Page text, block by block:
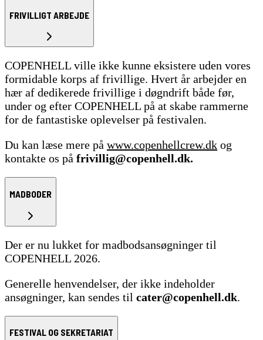
FRIVILLIGT ARBEJDE
COPENHELL ville ikke kunne eksistere uden vores
formidable korps af frivillige. Hvert år arbejder en
hær af dedikerede frivillige i døgndrift både før,
under og efter COPENHELL på at skabe rammerne
for de fantastiske oplevelser på festivalen.
Du kan læse mere på www.copenhellcrew.dk og
kontakte os på frivillig@copenhell.dk.
MADBODER
Der er nu lukket for madbodsansøgninger til
COPENHELL 2026.
Generelle henvendelser, der ikke indeholder
ansøgninger, kan sendes til cater@copenhell.dk.
FESTIVAL OG SEKRETARIAT